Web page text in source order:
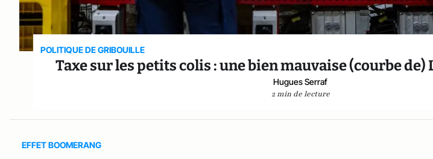
POLITIQUE DE GRIBOUILLE
Taxe sur les petits colis : une bien mauvaise (courbe
Hugues Serraf
2 min de lecture
EFFET BOOMERANG